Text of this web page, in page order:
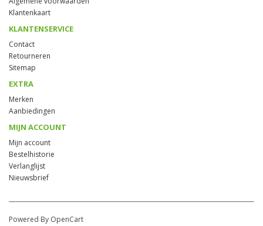
Klantenkaart
KLANTENSERVICE
Contact
Retourneren
Sitemap
EXTRA
Merken
Aanbiedingen
MIJN ACCOUNT
Mijn account
Bestelhistorie
Verlanglijst
Nieuwsbrief
Powered By OpenCart